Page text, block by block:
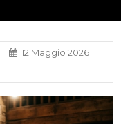
12 Maggio 2026